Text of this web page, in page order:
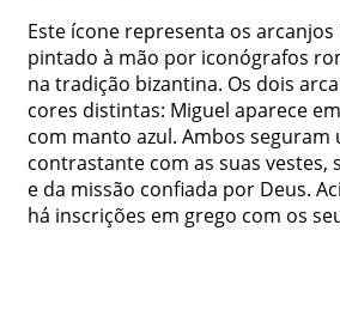
Este ícone representa os arcanjos
pintado à mão por iconógrafos
na tradição bizantina. Os dois
cores distintas: Miguel aparece
com manto azul. Ambos seguram
contrastante com as suas
e da missão confiada por Deus.
há inscrições em grego com os